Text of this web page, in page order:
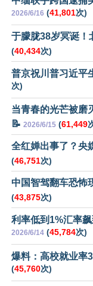
2026/6/16 (41,801次)
于朦胧38岁冥诞！
(40,434次)
普京祝川普习近平
次)
当青春的光芒被磨
📝 2026/6/15 (61,449
全红婵出事了？央
(46,751次)
中国智驾翻车恐怖
(43,875次)
利率低到1%汇率
2026/6/14 (45,784次)
爆料：高校就业率
(45,760次)